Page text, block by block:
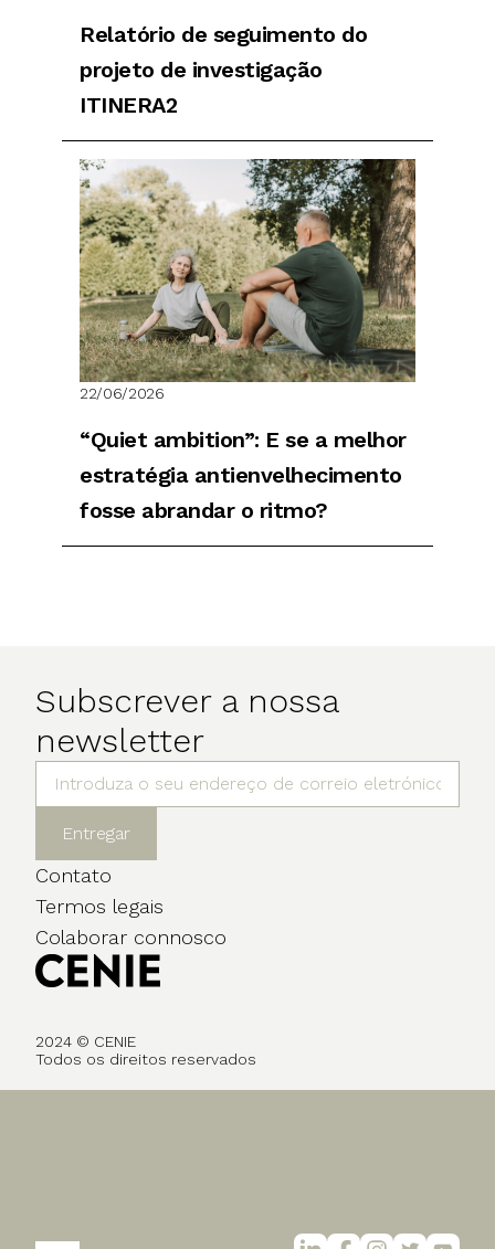
Relatório de seguimento do
projeto de investigação
ITINERA2
22/06/2026
“Quiet ambition”: E se a melhor
estratégia antienvelhecimento
fosse abrandar o ritmo?
Subscrever a nossa
newsletter
Entregar
Contato
Termos legais
Colaborar connosco
2024 © CENIE
Todos os direitos reservados